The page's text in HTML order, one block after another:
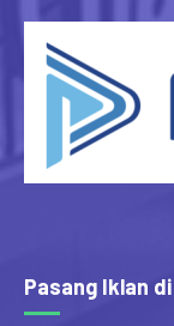
Pasang Iklan